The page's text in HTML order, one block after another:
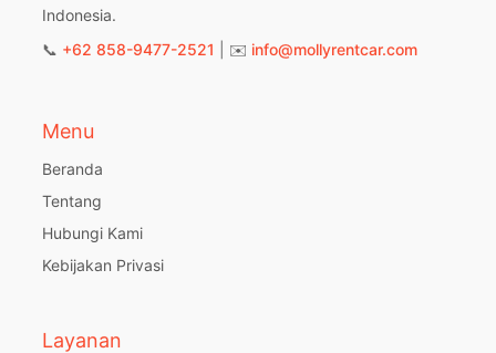
Indonesia.
📞 +62 858-9477-2521 | ✉️ info@mollyrentcar.com
Menu
Beranda
Tentang
Hubungi Kami
Kebijakan Privasi
Layanan